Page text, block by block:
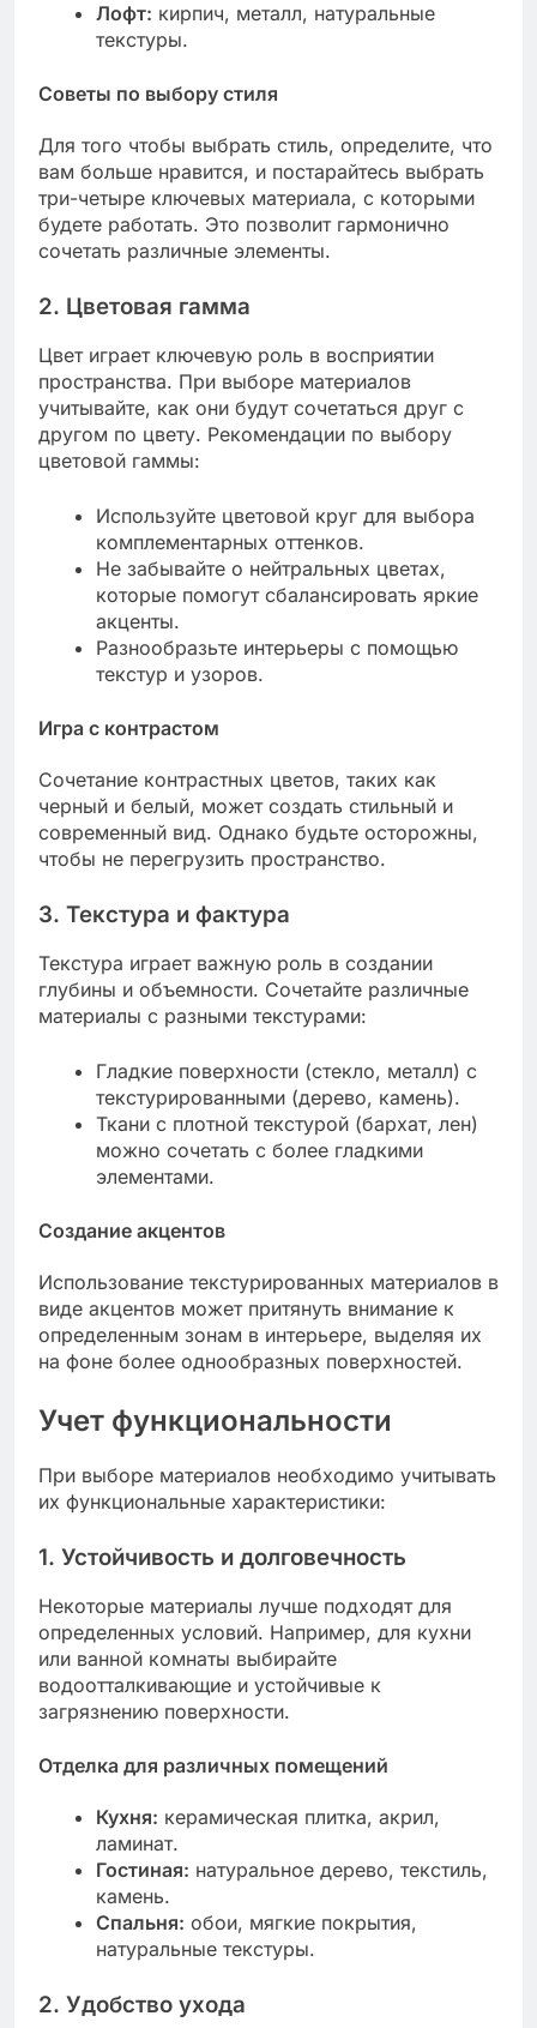
Лофт: кирпич, металл, натуральные
текстуры.
Советы по выбору стиля
Для того чтобы выбрать стиль, определите, что
вам больше нравится, и постарайтесь выбрать
три-четыре ключевых материала, с которыми
будете работать. Это позволит гармонично
сочетать различные элементы.
2. Цветовая гамма
Цвет играет ключевую роль в восприятии
пространства. При выборе материалов
учитывайте, как они будут сочетаться друг с
другом по цвету. Рекомендации по выбору
цветовой гаммы:
Используйте цветовой круг для выбора
комплементарных оттенков.
Не забывайте о нейтральных цветах,
которые помогут сбалансировать яркие
акценты.
Разнообразьте интерьеры с помощью
текстур и узоров.
Игра с контрастом
Сочетание контрастных цветов, таких как
черный и белый, может создать стильный и
современный вид. Однако будьте осторожны,
чтобы не перегрузить пространство.
3. Текстура и фактура
Текстура играет важную роль в создании
глубины и объемности. Сочетайте различные
материалы с разными текстурами:
Гладкие поверхности (стекло, металл) с
текстурированными (дерево, камень).
Ткани с плотной текстурой (бархат, лен)
можно сочетать с более гладкими
элементами.
Создание акцентов
Использование текстурированных материалов в
виде акцентов может притянуть внимание к
определенным зонам в интерьере, выделяя их
на фоне более однообразных поверхностей.
Учет функциональности
При выборе материалов необходимо учитывать
их функциональные характеристики:
1. Устойчивость и долговечность
Некоторые материалы лучше подходят для
определенных условий. Например, для кухни
или ванной комнаты выбирайте
водоотталкивающие и устойчивые к
загрязнению поверхности.
Отделка для различных помещений
Кухня: керамическая плитка, акрил,
ламинат.
Гостиная: натуральное дерево, текстиль,
камень.
Спальня: обои, мягкие покрытия,
натуральные текстуры.
2. Удобство ухода